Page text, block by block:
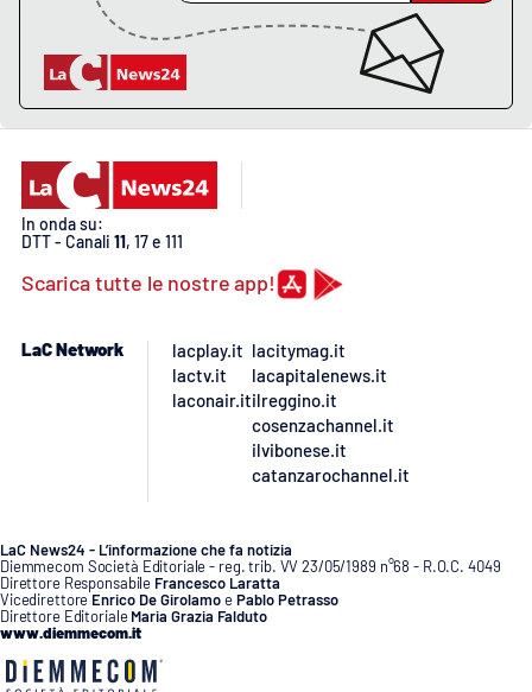
Cosenza
Lamezia Terme
PROGETTI
SPECIALI
Buona Sanità Calabria
Storie
LAC
NETWORK
In onda su:
DTT - Canali 11, 17 e 111
Scarica tutte le nostre app!
LaC Network
lacplay.it
lactv.it
laconair.it
lacitymag.it
lacapitalenews.it
ilreggino.it
cosenzachannel.it
ilvibonese.it
catanzarochannel.it
LaC News24 - L’informazione che fa notizia
Diemmecom Società Editoriale - reg. trib. VV 23/05/1989 n°68 - R.O.C. 4049
Direttore Responsabile Francesco Laratta
Vicedirettore Enrico De GirolamoePablo Petrasso
Direttore Editoriale Maria Grazia Falduto
www.diemmecom.it